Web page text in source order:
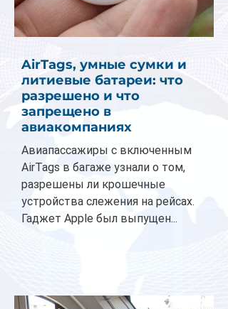
AirTags, умные сумки и
литиевые батареи: что
разрешено и что
запрещено в
авиакомпаниях
Авиапассажиры с включенным
AirTags в багаже узнали о том,
разрешены ли крошечные
устройства слежения на рейсах.
Гаджет Apple был выпущен...